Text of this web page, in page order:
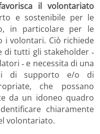
il volontariato
e sostenibile per le
in particolare per le
i volontari. Ciò richiede
tutti gli stakeholder ‐
‐ e necessita di una
di supporto e/o di
che possano
da un idoneo quadro
chiaramente
volontariato.